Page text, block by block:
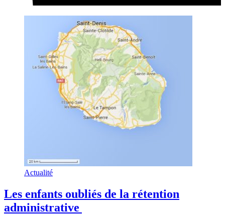
Actualité
Les enfants oubliés de la rétention
administrative